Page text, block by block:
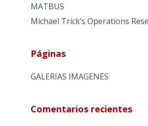
MATBUS
Michael Trick’s Operations
Páginas
GALERIAS IMAGENES
Comentarios recientes